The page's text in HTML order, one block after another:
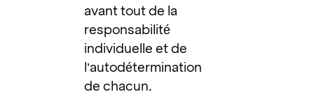
avant tout de la
responsabilité
individuelle et de
l’autodétermination
de chacun.